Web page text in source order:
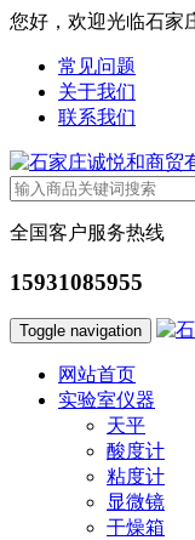
您好，欢迎光临石家
常见问题
关于我们
联系我们
全国客户服务热线
15931085955
Toggle navigation
网站首页
实验室仪器
天平
酸度计
粘度计
显微镜
干燥箱